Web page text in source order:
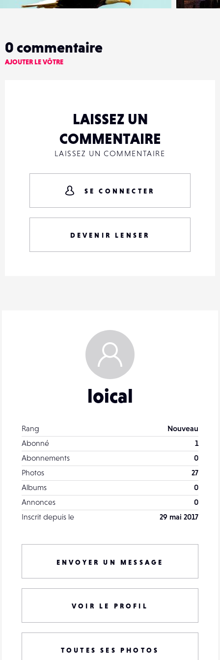
loical
Rang
Nouveau
Abonné
1
Abonnements
0
Photos
27
Albums
0
Annonces
0
Inscrit depuis le
29 mai 2017
ENVOYER UN MESSAGE
VOIR LE PROFIL
TOUTES SES PHOTOS
0 commentaire
AJOUTER LE VÔTRE
LAISSEZ UN
COMMENTAIRE
LAISSEZ UN COMMENTAIRE
SE CONNECTER
DEVENIR LENSER